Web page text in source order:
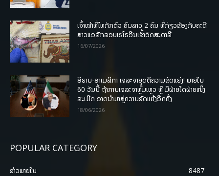
ເຈົ້າໜ້າທີ່ໄທກັກຕົວ ຄົນລາວ 2 ຄົນ ທີ່ກ່ຽວຂ້ອງກັບຄະດີ
ສາວແອລັກລອບເຮໂຣອີນເຂົ້າອົດສະຕາລີ
16/07/2026
ອີຣານ-ອາເມລິກາ ເຈລະຈາຍຸດຕິຄວາມຂັດແຍ່ງ! ພາຍໃນ
60 ວັນນີ້ ຖ້າການເຈລະຈາຫຼົ້ມເຫຼວ ຫຼື ມີຝ່າຍໃດຝ່າຍໜຶ່ງ
ລະເມີດ ອາດນໍາມາສູ່ຄວາມຂັດແຍ້ງອີກຄັ້ງ
18/06/2026
POPULAR CATEGORY
ຂ່າວພາຍ​ໃນ
8487